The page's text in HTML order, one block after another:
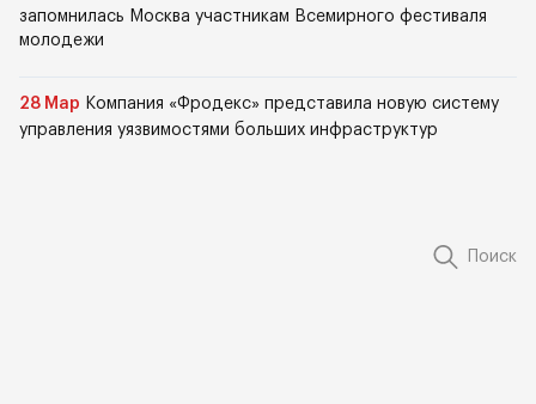
запомнилась Москва участникам Всемирного фестиваля
молодежи
28 Мар Компания «Фродекс» представила новую систему
управления уязвимостями больших инфраструктур
Поиск